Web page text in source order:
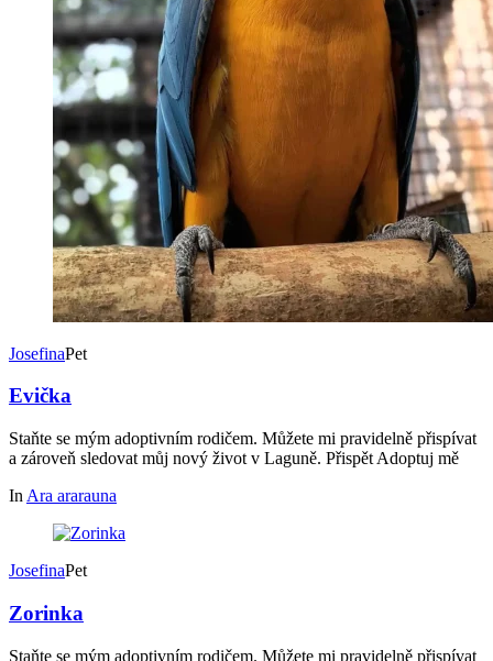
JosefinaPet
Evička
Staňte se mým adoptivním rodičem. Můžete mi pravidelně přispívat
a zároveň sledovat můj nový život v Laguně. Přispět Adoptuj mě
In Ara ararauna
JosefinaPet
Zorinka
Staňte se mým adoptivním rodičem. Můžete mi pravidelně přispívat